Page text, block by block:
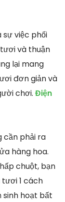
sự việc phối
và thuận
lại mang
đơn giản và
chơi. Điện
cần phải ra
hàng hoa.
chuột, bạn
1 cách
sinh hoạt bất